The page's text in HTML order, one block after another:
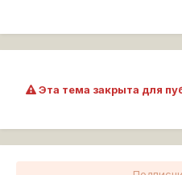
Эта тема закрыта для